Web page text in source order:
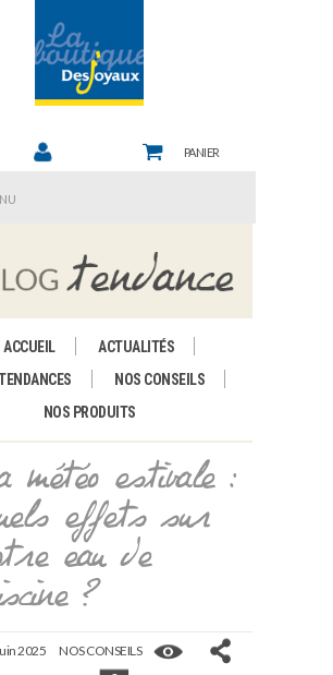
PANIER
ACCUEIL
ACTUALITÉS
NOS CONSEILS
NOS PRODUITS
météo estivale :
effets sur
eau de
?
2025 NOS CONSEILS